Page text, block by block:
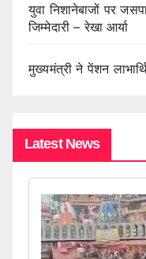
युवा निशानेबाजों पर
जिम्मेदारी – रेखा आर्या
मुख्यमंत्री ने पेंशन
Latest News